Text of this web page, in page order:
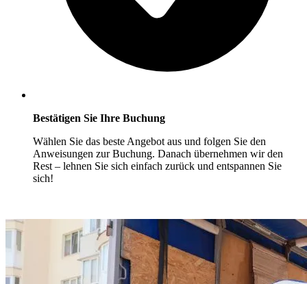
Bestätigen Sie Ihre Buchung
Wählen Sie das beste Angebot aus und folgen Sie den
Anweisungen zur Buchung. Danach übernehmen wir den
Rest – lehnen Sie sich einfach zurück und entspannen Sie
sich!